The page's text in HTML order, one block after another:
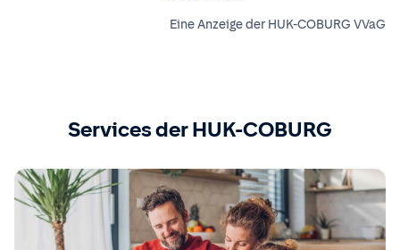
Eine Anzeige der HUK-COBURG VVaG
Services der HUK-COBURG